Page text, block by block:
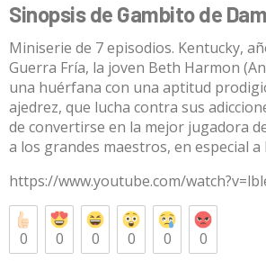
Sinopsis de Gambito de
Miniserie de 7 episodios. Kentucky,
Guerra Fría, la joven Beth Harmon
una huérfana con una aptitud
ajedrez, que lucha contra sus
de convertirse en la mejor jugadora
a los grandes maestros, en especial a
https://www.youtube.com/
0 0 0 0 0 0